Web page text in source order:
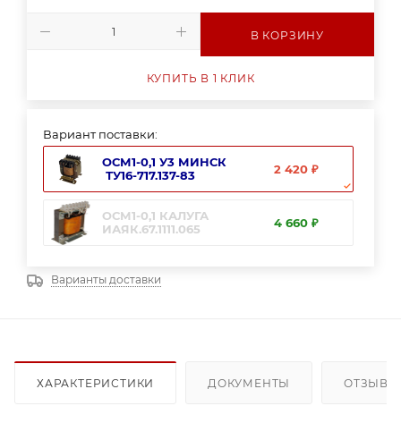
В КОРЗИНУ
КУПИТЬ В 1 КЛИК
Вариант поставки:
ОСМ1-0,1 У3 МИНСК
ТУ16-717.137-83
2 420 ₽
ОСМ1-0,1 КАЛУГА
ИАЯК.67.1111.065
4 660 ₽
Варианты доставки
ХАРАКТЕРИСТИКИ ДОКУМЕНТЫ ОТЗЫВЫ